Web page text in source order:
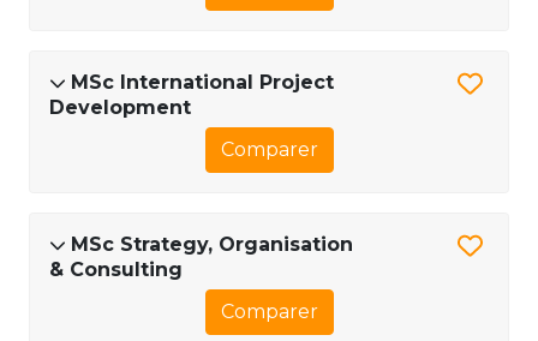
MSc International Project
Development
Comparer
MSc Strategy, Organisation
& Consulting
Comparer